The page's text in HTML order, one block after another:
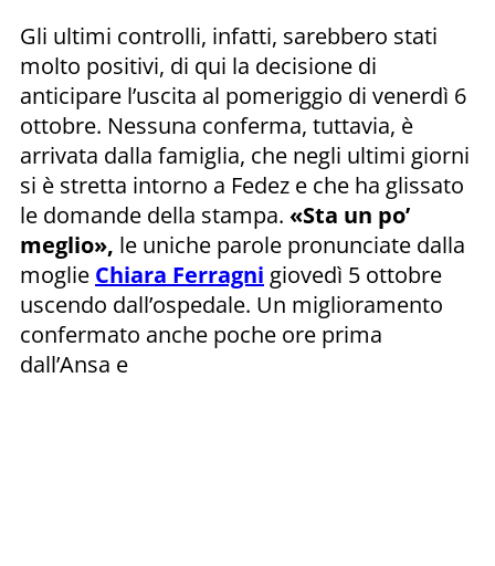
Gli ultimi controlli, infatti, sarebbero stati
molto positivi, di qui la decisione di
anticipare l’uscita al pomeriggio di venerdì 6
ottobre. Nessuna conferma, tuttavia, è
arrivata dalla famiglia, che negli ultimi giorni
si è stretta intorno a Fedez e che ha glissato
le domande della stampa. «Sta un po’
meglio», le uniche parole pronunciate dalla
moglie Chiara Ferragni giovedì 5 ottobre
uscendo dall’ospedale. Un miglioramento
confermato anche poche ore prima
dall’Ansa e